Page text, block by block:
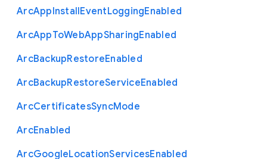
ArcAppInstallEventLoggingEnabled
ArcAppToWebAppSharingEnabled
ArcBackupRestoreEnabled
ArcBackupRestoreServiceEnabled
ArcCertificatesSyncMode
ArcEnabled
ArcGoogleLocationServicesEnabled